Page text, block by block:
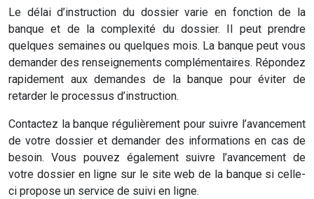
Le délai d’instruction du dossier varie en fonction de la
banque et de la complexité du dossier. Il peut prendre
quelques semaines ou quelques mois. La banque peut vous
demander des renseignements complémentaires. Répondez
rapidement aux demandes de la banque pour éviter de
retarder le processus d’instruction.
Contactez la banque régulièrement pour suivre l’avancement
de votre dossier et demander des informations en cas de
besoin. Vous pouvez également suivre l’avancement de
votre dossier en ligne sur le site web de la banque si celle-
ci propose un service de suivi en ligne.